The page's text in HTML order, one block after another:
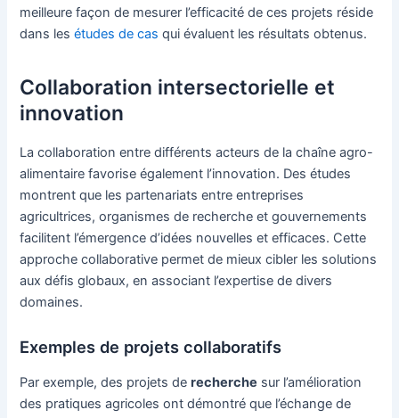
meilleure façon de mesurer l’efficacité de ces projets réside
dans lesétudes de cas qui évaluent les résultats obtenus.
Collaboration intersectorielle et
innovation
La collaboration entre différents acteurs de la chaîne agro-
alimentaire favorise également l’innovation. Des études
montrent que les partenariats entre entreprises
agricultrices, organismes de recherche et gouvernements
facilitent l’émergence d’idées nouvelles et efficaces. Cette
approche collaborative permet de mieux cibler les solutions
aux défis globaux, en associant l’expertise de divers
domaines.
Exemples de projets collaboratifs
Par exemple, des projets derecherche sur l’amélioration
des pratiques agricoles ont démontré que l’échange de